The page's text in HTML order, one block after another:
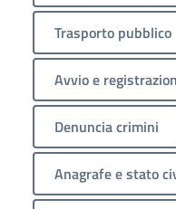
Trasporto pubblico
Avvio e
Denuncia crimini
Anagrafe e stato